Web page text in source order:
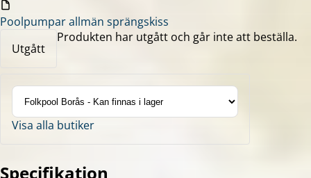
Poolpumpar allmän sprängskiss
Utgått
Produkten har utgått och går inte att beställa.
Visa alla butiker
Specifikation